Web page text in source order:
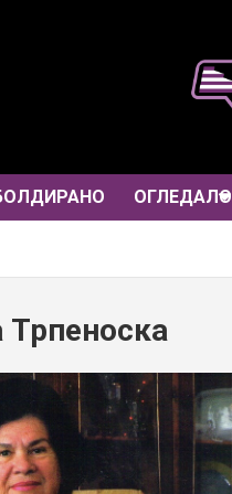
ОГЛЕДАЛО
Трпеноска